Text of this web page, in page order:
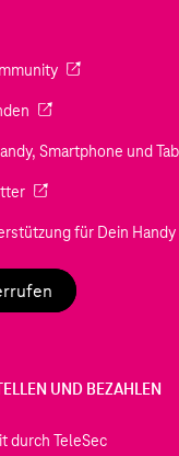
einem neuen Tab
(Wird in einem
(Wird in einem neuen
Smartphone und
(Wird in einem neuen
für Dein Handy
UND BEZAHLEN
durch TeleSec